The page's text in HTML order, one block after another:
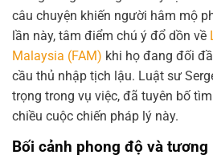
câu chuyện khiến người hâm mộ
lần này, tâm điểm chú ý đổ dồn về
Malaysia (FAM) khi họ đang đối
cầu thủ nhập tịch lậu. Luật sư
trọng trong vụ việc, đã tuyên bố
chiều cuộc chiến pháp lý này.
Bối cảnh phong độ và tương